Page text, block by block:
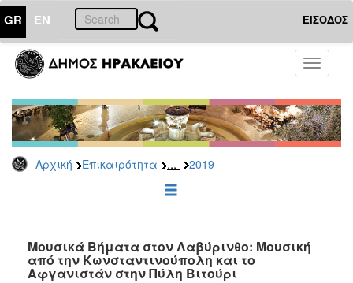
GR EN ΕΙΣΟΔΟΣ
Toggle
Αρχική Επικαιρότητα ... 2019
ΕΠΙΚΑΙΡΟΤΗΤΑ
Τύπου
Αρχείο
2026
2025
2022
2021
Μουσικά Βήματα στον Λαβύρινθο: Μουσική
από την Κωνσταντινούπολη και το
Αφγανιστάν στην Πύλη Βιτούρι